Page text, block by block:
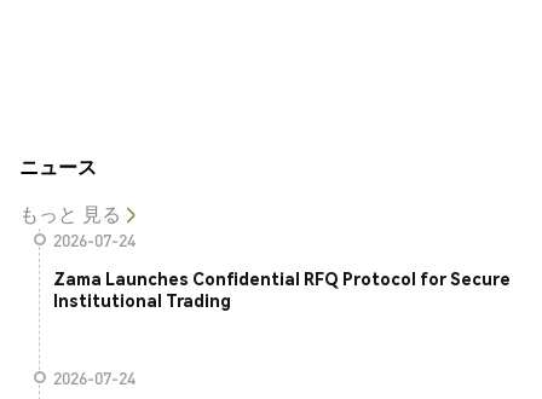
ニュース
もっと 見る
2026-07-24
Zama Launches Confidential RFQ Protocol for Secure
Institutional Trading
2026-07-24